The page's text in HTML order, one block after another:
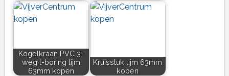
Kogelkraan PVC 3-
weg t-boring lijm
63mm kopen
Kruisstuk lijm 63mm
kopen